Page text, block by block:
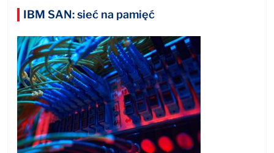
IBM SAN: sieć na pamięć